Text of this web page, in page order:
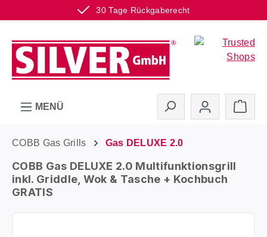
30 Tage Rückgaberecht
Zum Hauptinhalt springen
MENÜ
COBB Gas Grills Gas DELUXE 2.0
COBB Gas DELUXE 2.0 Multifunktionsgrill
inkl. Griddle, Wok & Tasche + Kochbuch
GRATIS